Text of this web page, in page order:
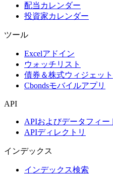
配当カレンダー
投資家カレンダー
ツール
Excelアドイン
ウォッチリスト
債券＆株式ウィジェット
Cbondsモバイルアプリ
API
APIおよびデータフィー
APIディレクトリ
インデックス
インデックス検索